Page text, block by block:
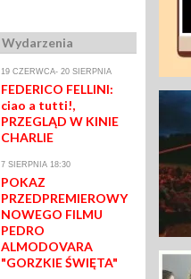
Wydarzenia
19 CZERWCA- 20 SIERPNIA
FEDERICO FELLINI:
ciao a tutti!,
PRZEGLĄD W KINIE
CHARLIE
7 SIERPNIA 18:30
POKAZ
PRZEDPREMIEROWY
NOWEGO FILMU
PEDRO
ALMODOVARA
"GORZKIE ŚWIĘTA"